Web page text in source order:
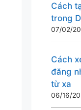
Cách
trong
07/02/
Cách
đăng
từ ​​xa
06/16/